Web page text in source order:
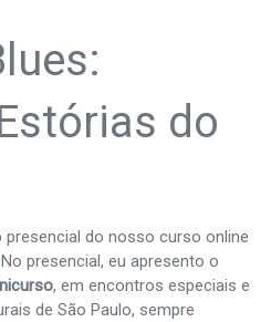
do
do nosso curso online
No presencial, eu apresento o
, em encontros especiais e
de São Paulo, sempre